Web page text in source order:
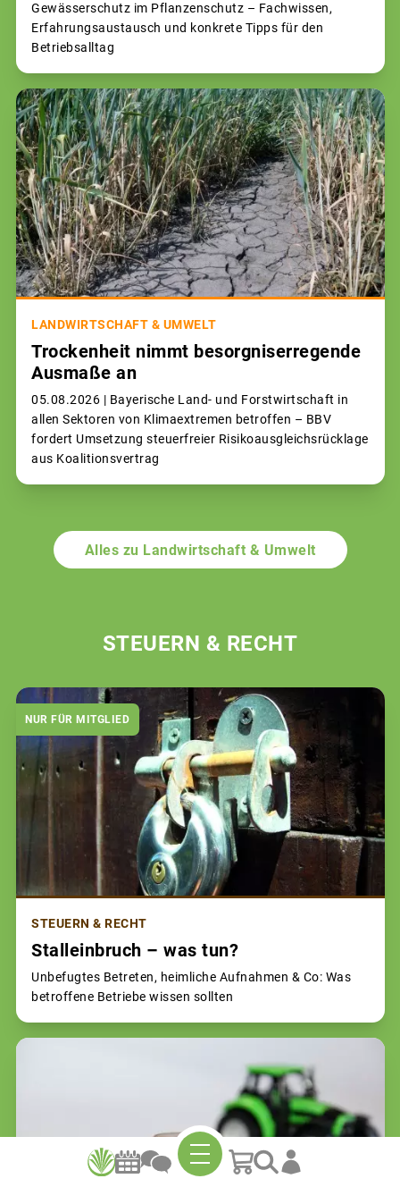
Gewässerschutz im Pflanzenschutz – Fachwissen,
Erfahrungsaustausch und konkrete Tipps für den
Betriebsalltag
LANDWIRTSCHAFT & UMWELT
Trockenheit nimmt besorgniserregende
Ausmaße an
05.08.2026 | Bayerische Land- und Forstwirtschaft in
allen Sektoren von Klimaextremen betroffen – BBV
fordert Umsetzung steuerfreier Risikoausgleichsrücklage
aus Koalitionsvertrag
Alles zu Landwirtschaft & Umwelt
STEUERN & RECHT
NUR FÜR MITGLIED
STEUERN & RECHT
Stalleinbruch – was tun?
Unbefugtes Betreten, heimliche Aufnahmen & Co: Was
betroffene Betriebe wissen sollten